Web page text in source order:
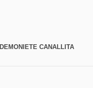
DEMONIETE CANALLITA